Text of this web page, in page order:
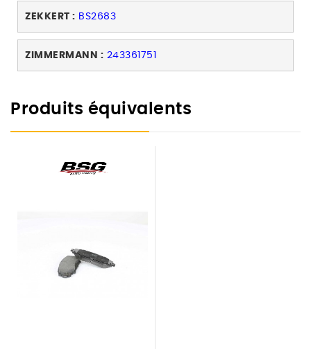
ZEKKERT : BS2683
ZIMMERMANN : 243361751
Produits équivalents